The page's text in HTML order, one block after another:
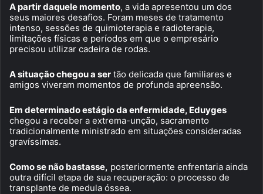
A partir daquele momento, a vida apresentou um dos
seus maiores desafios. Foram meses de tratamento
intenso, sessões de quimioterapia e radioterapia,
limitações físicas e períodos em que o empresário
precisou utilizar cadeira de rodas.
A situação chegou a ser tão delicada que familiares e
amigos viveram momentos de profunda apreensão.
Em determinado estágio da enfermidade, Eduyges
chegou a receber a extrema-unção, sacramento
tradicionalmente ministrado em situações consideradas
gravíssimas.
Como se não bastasse, posteriormente enfrentaria ainda
outra difícil etapa de sua recuperação: o processo de
transplante de medula óssea.